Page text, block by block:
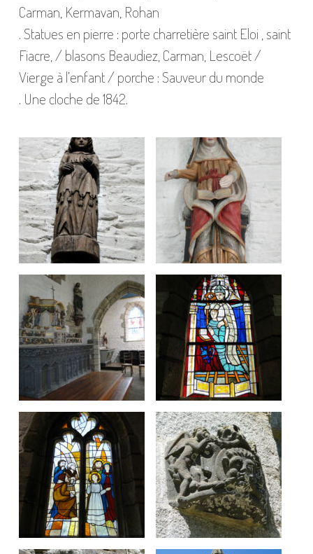
Carman, Kermavan, Rohan
. Statues en pierre : porte charretière saint Eloi , saint
Fiacre, / blasons Beaudiez, Carman, Lescoët /
Vierge à l’enfant / porche : Sauveur du monde
. Une cloche de 1842.